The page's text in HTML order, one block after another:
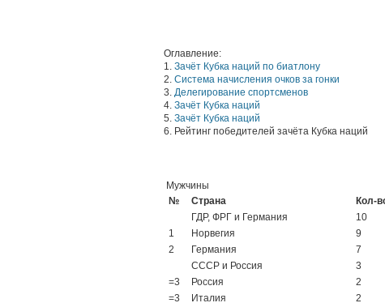
Оглавление:
1. Зачёт Кубка наций по биатлону
2. Система начисления очков за гонки
3. Делегирование спортсменов
4. Зачёт Кубка наций
5. Зачёт Кубка наций
6. Рейтинг победителей зачёта Кубка наций
Мужчины
№
Страна
Кол-
ГДР, ФРГ и Германия
10
1
Норвегия
9
2
Германия
7
СССР и Россия
3
=3
Россия
2
=3
Италия
2